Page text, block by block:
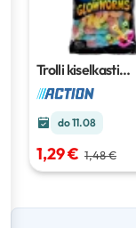
Trolli kiselkasti
bomboni u obliku
250 grama
do 11.08
1,29 € 1,48 €